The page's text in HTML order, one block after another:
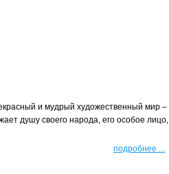
и мудрый художественный мир –
душу своего народа, его особое лицо,
подробнее ...